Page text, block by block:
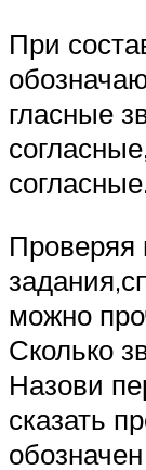
При
гласные
Проверяя
можно
Сколько
Назови
сказать